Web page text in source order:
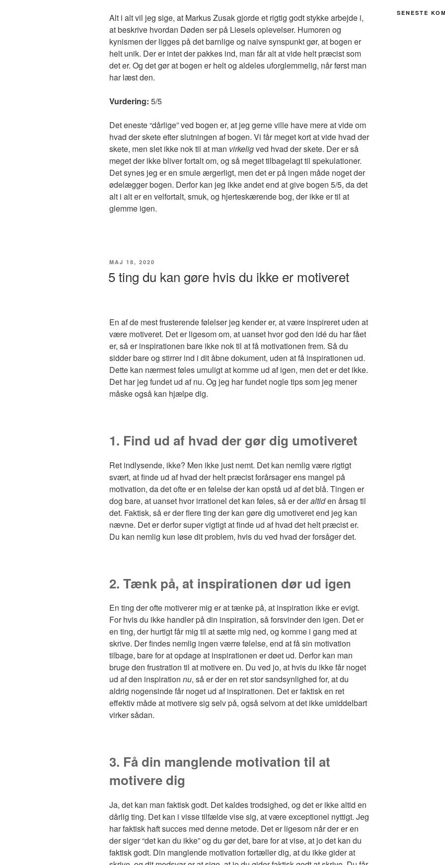
Alt i alt vil jeg sige, at Markus Zusak gjorde et rigtig godt stykke arbejde i,
at beskrive hvordan Døden ser på Liesels oplevelser. Humoren og
kynismen der ligges på det barnlige og naive synspunkt gør, at bogen er
helt unik. Der er intet der pakkes ind, man får alt at vide helt præcist som
det er. Og det gør at bogen er helt og aldeles uforglemmelig, når først man
har læst den.
Vurdering: 5/5
Det eneste “dårlige” ved bogen er, at jeg gerne ville have mere at vide om
hvad der skete efter slutningen af bogen. Vi får meget kort at vide hvad der
skete, men slet ikke nok til at man virkeligved hvad der skete. Der er så
meget der ikke bliver fortalt om, og så meget tilbagelagt til spekulationer.
Det synes jeg er en smule ærgerligt, men det er på ingen måde noget der
ødelægger bogen. Derfor kan jeg ikke andet end at give bogen 5/5, da det
alt i alt er en velfortalt, smuk, og hjerteskærende bog, der ikke er til at
glemme igen.
UDGIVET
MAJ 18, 2020
5 ting du kan gøre hvis du ikke er motiveret
En af de mest frusterende følelser jeg kender er, at være inspireret uden at
være motiveret. Det er ligesom om, at uanset hvor god den idé du har fået
er, så er inspirationen bare ikke nok til at få motivationen frem. Så du
sidder bare og stirrer ind i dit åbne dokument, uden at få inspirationen ud.
Dette kan nærmest føles umuligt at komme ud af igen, men det er det ikke.
Det har jeg fundet ud af nu. Og jeg har fundet nogle tips som jeg mener
måske også kan hjælpe dig.
1. Find ud af hvad der gør dig umotiveret
Ret indlysende, ikke? Men ikke just nemt. Det kan nemlig være rigtigt
svært, at finde ud af hvad der helt præcist forårsager ens mangel på
motivation, da det ofte er en følelse der kan opstå ud af det blå. Tingen er
dog bare, at uanset hvor irrationel det kan føles, så er deraltiden årsag til
det. Faktisk, så er der flere ting der kan gøre dig umotiveret end jeg kan
nævne. Det er derfor super vigtigt at finde ud af hvad det helt præcist er.
Du kan nemlig kun løse dit problem, hvis du ved hvad der forsåger det.
2. Tænk på, at inspirationen dør ud igen
En ting der ofte motiverer mig er at tænke på, at inspiration ikke er evigt.
For hvis du ikke handler på din inspiration, så forsvinder den igen. Det er
en ting, der hurtigt får mig til at sætte mig ned, og komme i gang med at
skrive. Der findes nemlig ingen værre følelse, end at få sin motivation
tilbage, bare for at opdage at inspirationen er døet ud. Derfor kan man
bruge den frustration til at motivere en. Du ved jo, at hvis du ikke får noget
ud af den inspiration nu, så er der en ret stor sandsynlighed for, at du
aldrig nogensinde får noget ud af inspirationen. Det er faktisk en ret
effektiv måde at motivere sig selv på, også selvom at det ikke umiddelbart
virker sådan.
3. Få din manglende motivation til at
motivere dig
Ja, det kan man faktisk godt. Det kaldes trodsighed, og det er ikke altid en
dårlig ting. Det kan i visse tilfælde vise sig, at være exceptionel nyttigt. Jeg
har faktisk haft succes med denne metode. Det er ligesom når der er en
der siger “det kan du ikke” og du gør det, bare for at vise, at jo det kan du
faktisk godt. Din manglende motivation fortæller dig, at du ikke gider at
SENESTE